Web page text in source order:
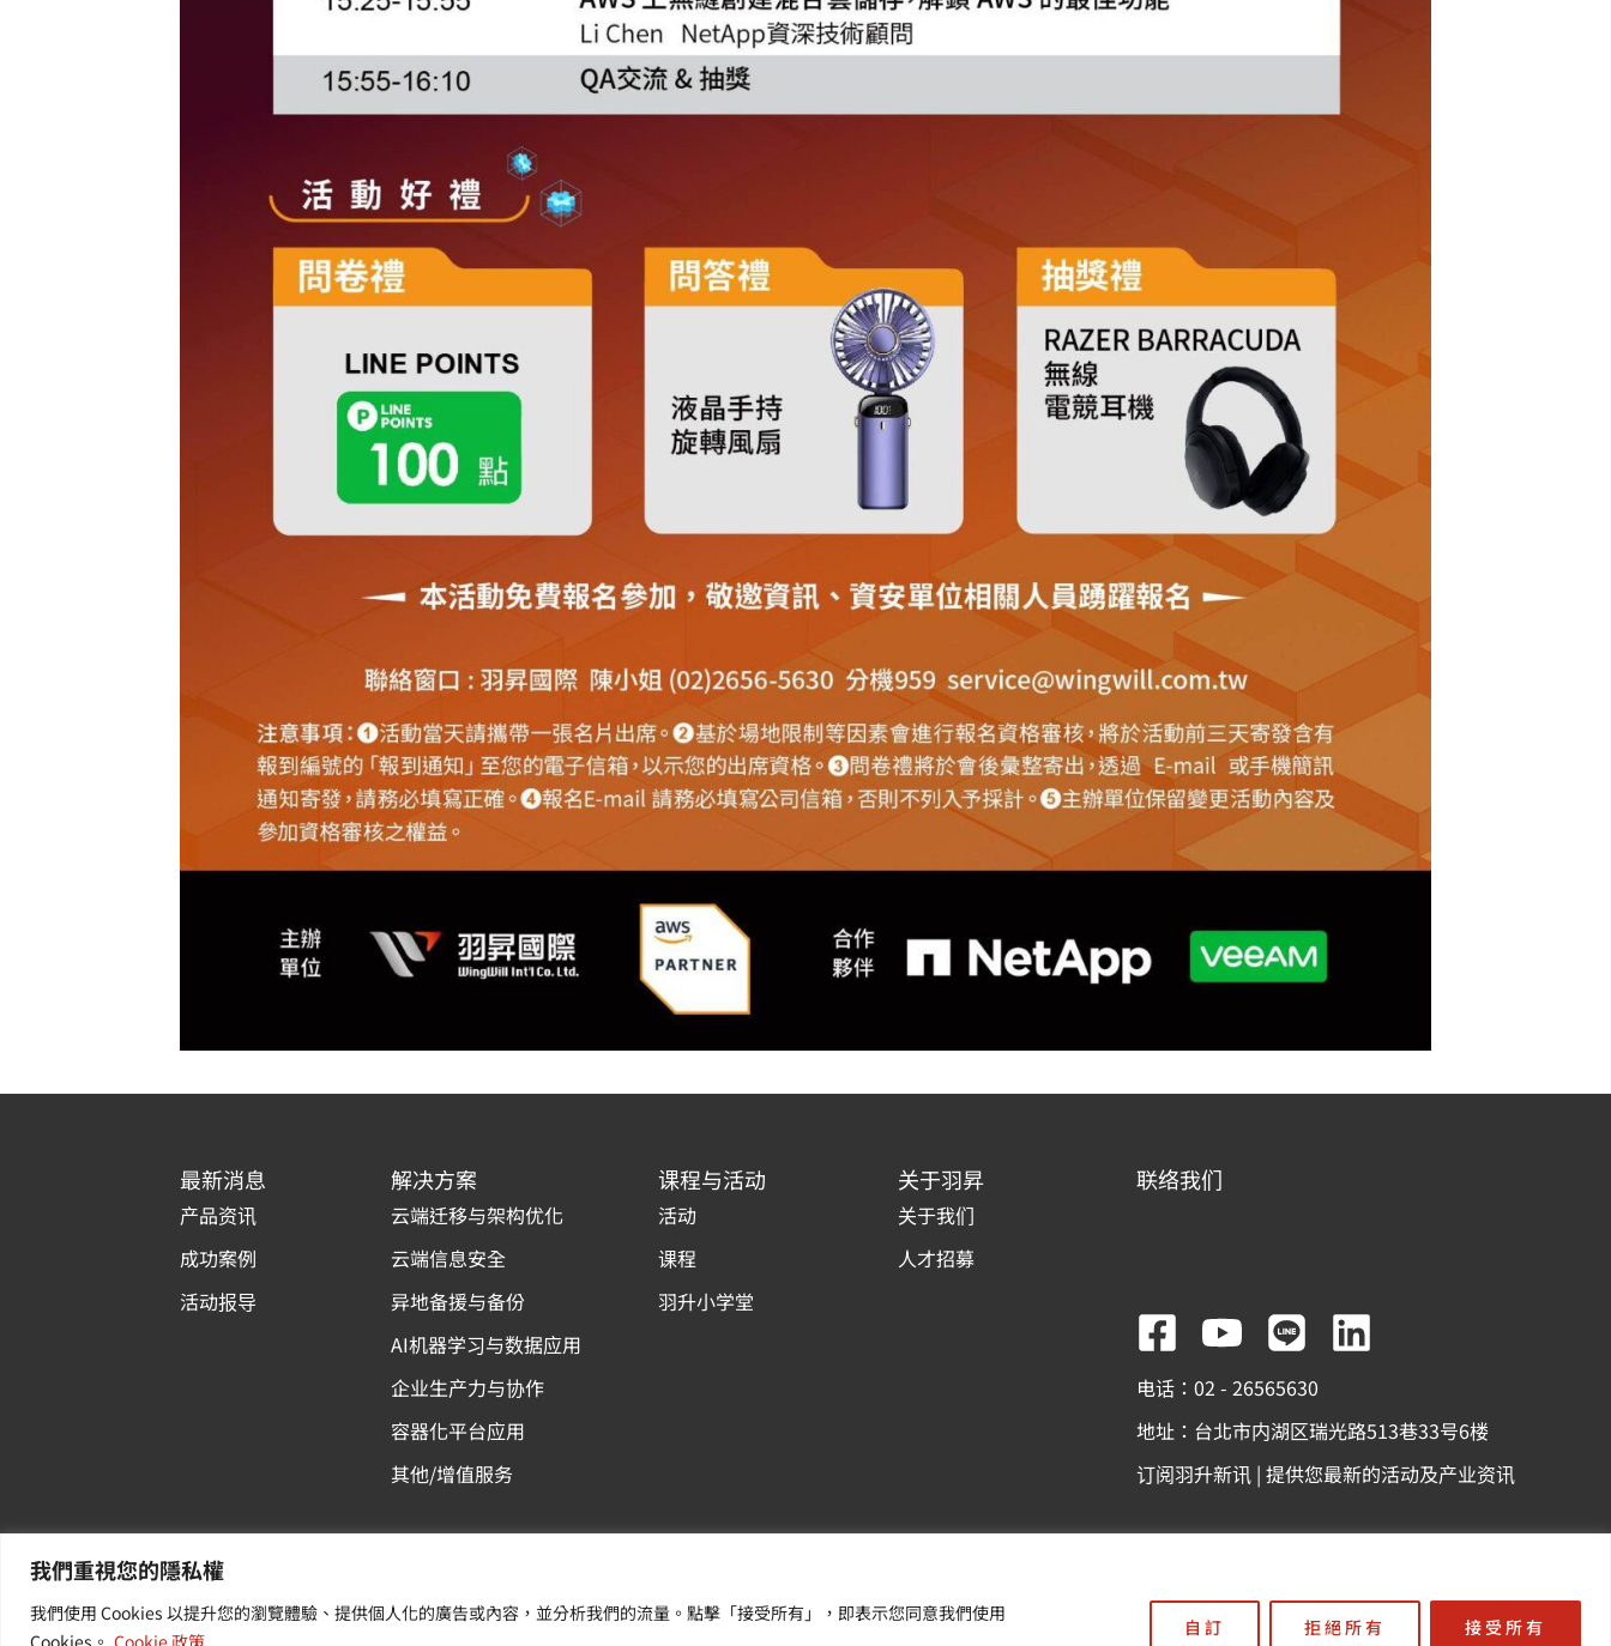
我們重視您的隱私權
我們使用 Cookies 以提升您的瀏覽體驗、提供個人化的廣告或內容，並分析我們的流量。點擊「接受所有」，即表示您同意我們使用
Cookies。 Cookie 政策
自訂 拒絕所有 接受所有
最新消息
产品资讯
成功案例
活动报导
解决方案
云端迁移与架构优化
云端信息安全
异地备援与备份
AI机器学习与数据应用
企业生产力与协作
容器化平台应用
其他/增值服务
课程与活动
活动
课程
羽升小学堂
关于羽昇
关于我们
人才招募
联络我们
F
a
c
e
b
o
Y
o
u
t
u
b
L
i
n
e
L
n
k
e
d
n
电话：02 - 26565630
地址：台北市内湖区瑞光路513巷33号6楼
订阅羽升新讯 | 提供您最新的活动及产业资讯